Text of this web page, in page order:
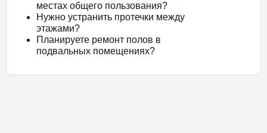
местах общего пользования?
Нужно устранить протечки между
этажами?
Планируете ремонт полов в
подвальных помещениях?